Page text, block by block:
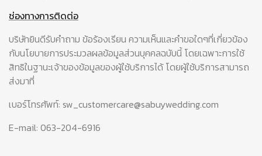
ช่องทางการติดต่อ
บริษัทยินดีรับคำถาม ข้อร้องเรียน ความเห็นและคำขอใดๆที่เกี่ยวข้อง
กับนโยบายการประมวลผลข้อมูลส่วนบุคคลฉบับนี้ โดยเฉพาะการใช้
สิทธิในฐานะเจ้าของข้อมูลของผู้ใช้บริการได้ โดยผู้ใช้บริการสามารถ
ส่งมาที่
เบอร์โทรศัพท์: sw_customercare@sabuywedding.com
E-mail: 063-204-6916